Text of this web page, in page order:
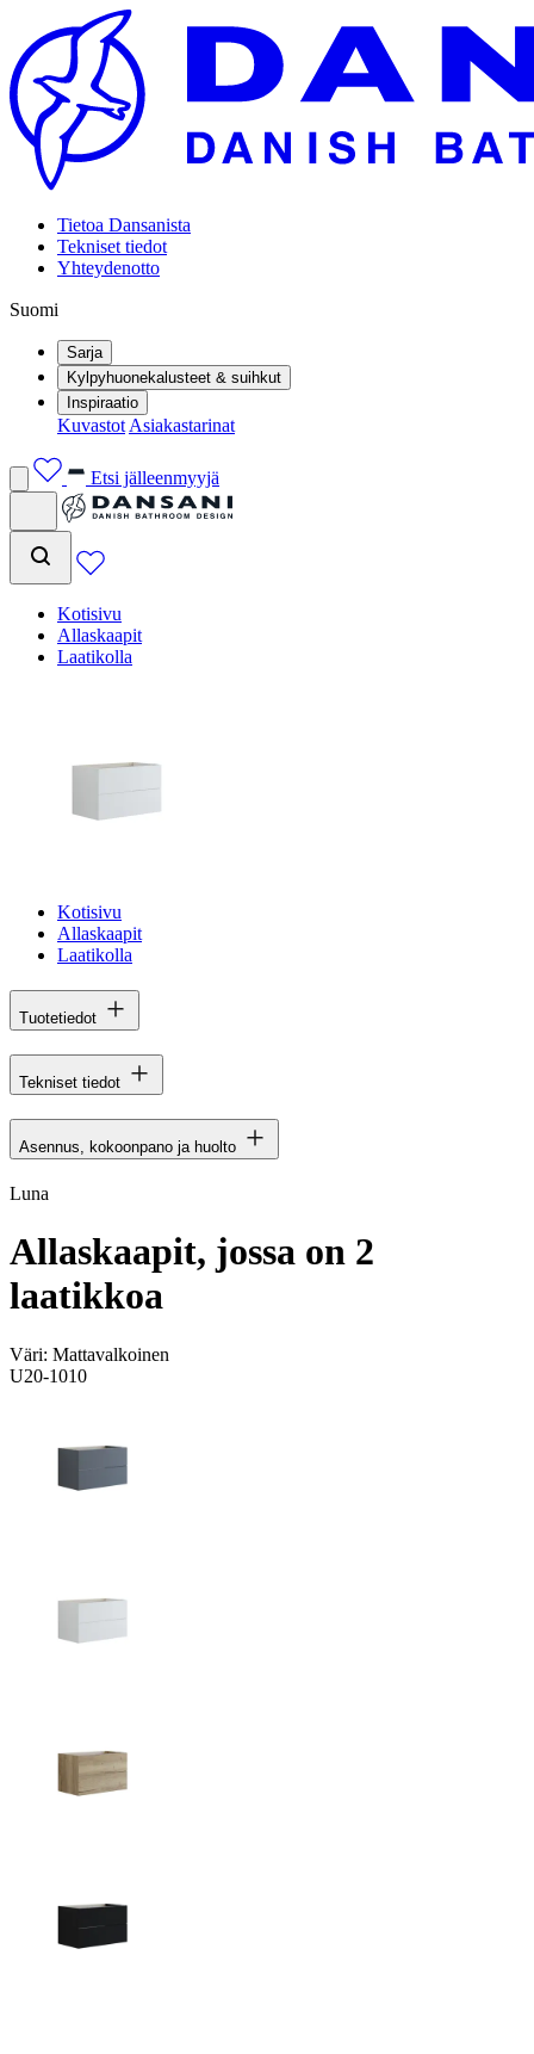
Tietoa Dansanista
Tekniset tiedot
Yhteydenotto
Suomi
Sarja
Kylpyhuonekalusteet & suihkut
Inspiraatio
Kuvastot Asiakastarinat
Etsi jälleenmyyjä
Kotisivu
Allaskaapit
Laatikolla
Kotisivu
Allaskaapit
Laatikolla
Tuotetiedot
Tekniset tiedot
Asennus, kokoonpano ja huolto
Luna
Allaskaapit, jossa on 2
laatikkoa
Väri: Mattavalkoinen
U20-1010